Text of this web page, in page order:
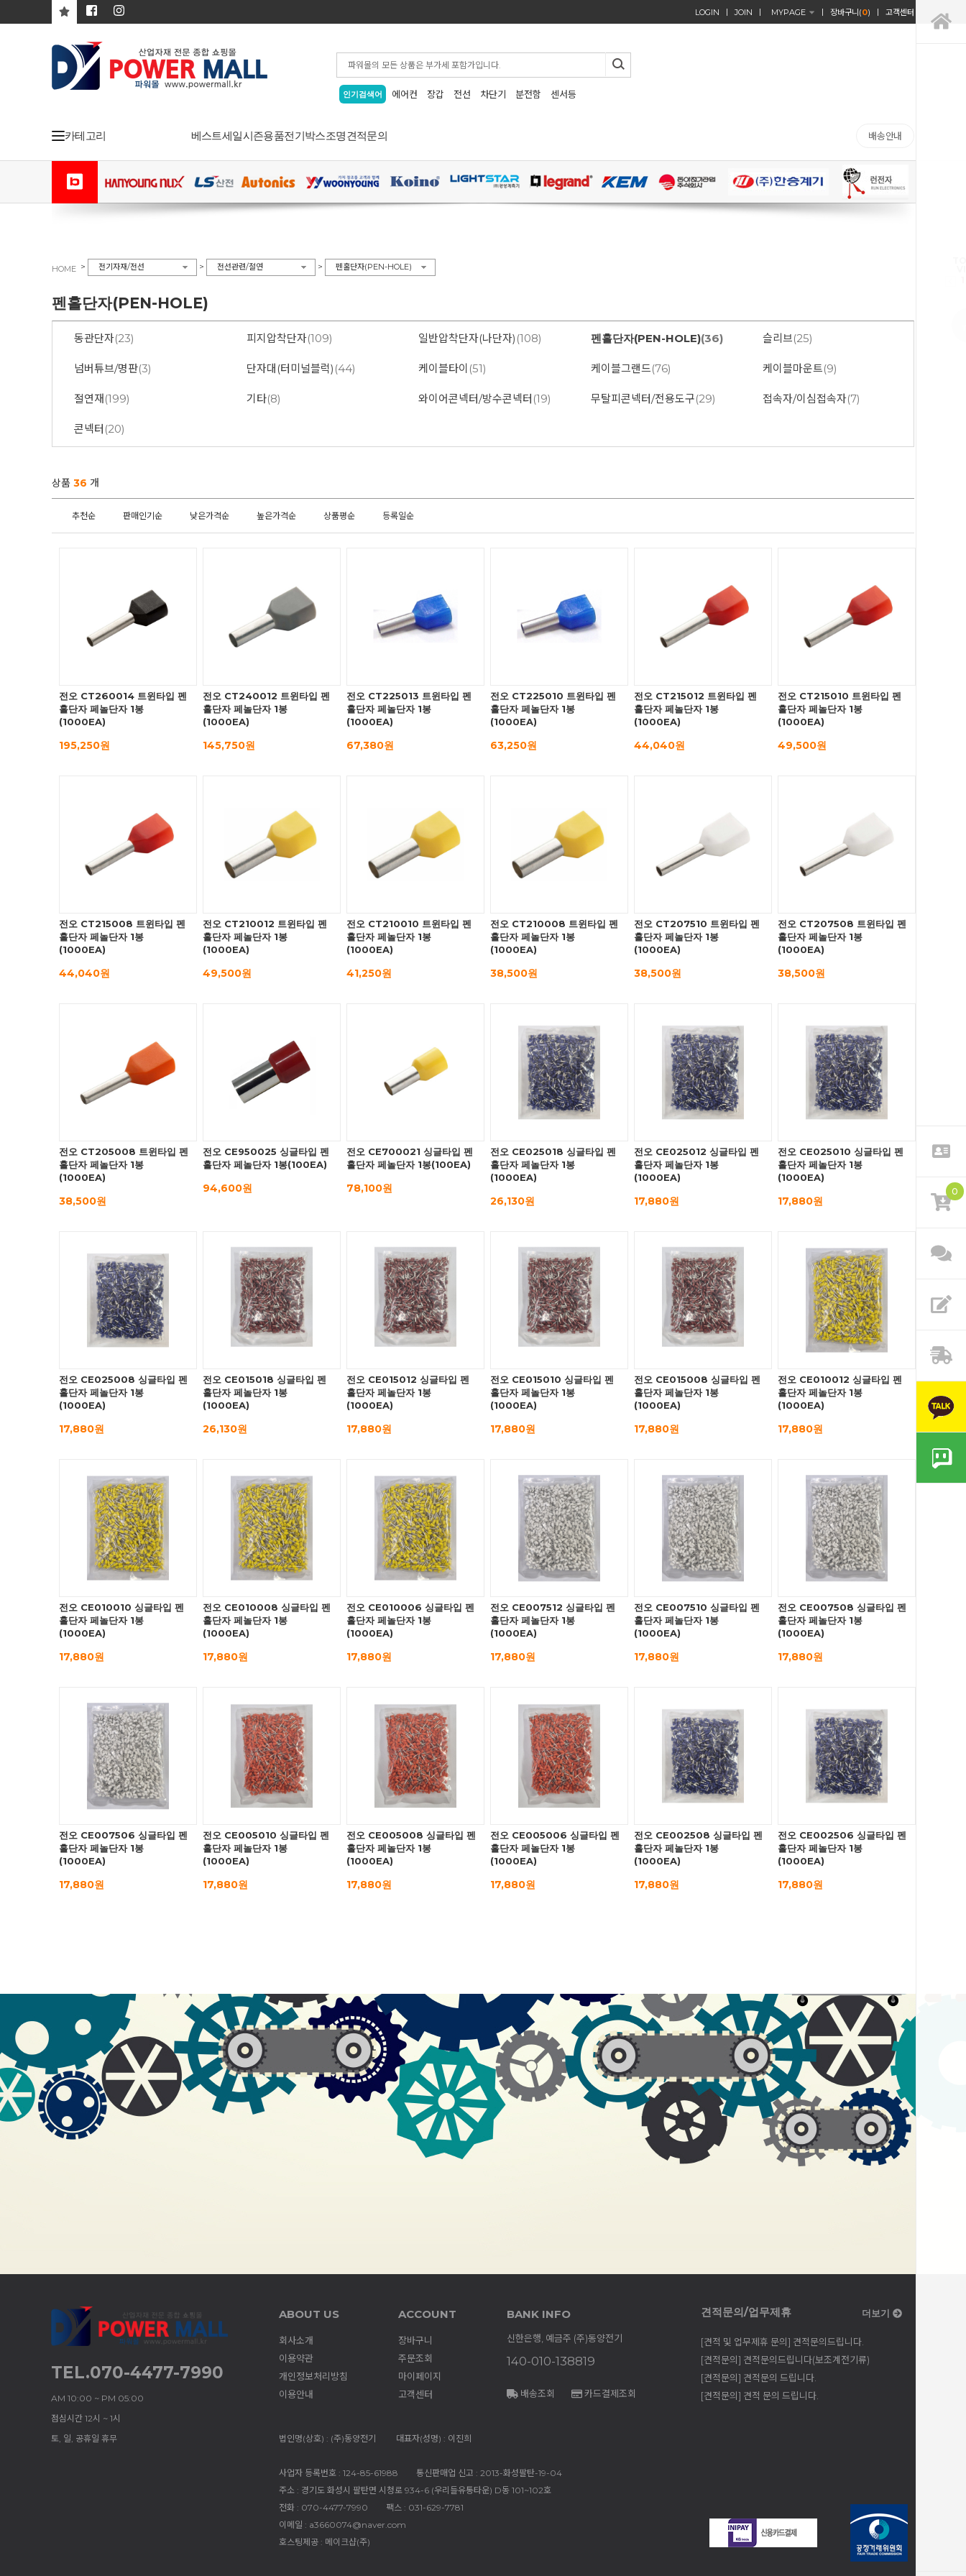
0
LOGIN JOIN MYPAGE 장바구니(0) 고객센터
인기검색어 에어컨 장갑 전선 차단기 분전함 센서등
카테고리 베스트세일시즌용품전기박스조명견적문의 배송안내
HOME > 전기자재/전선 > 전선관련/절연 > 펜홀단자(PEN-HOLE)
펜홀단자(PEN-HOLE)
동관단자(23) 피지압착단자(109) 일반압착단자(나단자) (108) 펜홀단자(PEN-HOLE)(36) 슬리브(25)
넘버튜브/명판(3) 단자대(터미널블럭) (44) 케이블타이 (51) 케이블그랜드(76) 케이블마운트(9)
절연재(199) 기타(8) 와이어콘넥터/방수콘넥터 (19) 무탈피콘넥터/전용도구(29) 접속자/이심접속자(7)
콘넥터 (20)
상품 36 개
추천순 판매인기순 낮은가격순 높은가격순 상품평순 등록일순
전오 CT260014 트윈타입 펜
홀단자 페놀단자 1봉
(1000EA)
195,250원
전오 CT240012 트윈타입 펜
홀단자 페놀단자 1봉
(1000EA)
145,750원
전오 CT225013 트윈타입 펜
홀단자 페놀단자 1봉
(1000EA)
67,380원
전오 CT225010 트윈타입 펜
홀단자 페놀단자 1봉
(1000EA)
63,250원
전오 CT215012 트윈타입 펜
홀단자 페놀단자 1봉
(1000EA)
44,040원
전오 CT215010 트윈타입 펜
홀단자 페놀단자 1봉
(1000EA)
49,500원
전오 CT215008 트윈타입 펜
홀단자 페놀단자 1봉
(1000EA)
44,040원
전오 CT210012 트윈타입 펜
홀단자 페놀단자 1봉
(1000EA)
49,500원
전오 CT210010 트윈타입 펜
홀단자 페놀단자 1봉
(1000EA)
41,250원
전오 CT210008 트윈타입 펜
홀단자 페놀단자 1봉
(1000EA)
38,500원
전오 CT207510 트윈타입 펜
홀단자 페놀단자 1봉
(1000EA)
38,500원
전오 CT207508 트윈타입 펜
홀단자 페놀단자 1봉
(1000EA)
38,500원
전오 CT205008 트윈타입 펜
홀단자 페놀단자 1봉
(1000EA)
38,500원
전오 CE950025 싱글타입 펜
홀단자 페놀단자 1봉(100EA)
94,600원
전오 CE700021 싱글타입 펜
홀단자 페놀단자 1봉(100EA)
78,100원
전오 CE025018 싱글타입 펜
홀단자 페놀단자 1봉
(1000EA)
26,130원
전오 CE025012 싱글타입 펜
홀단자 페놀단자 1봉
(1000EA)
17,880원
전오 CE025010 싱글타입 펜
홀단자 페놀단자 1봉
(1000EA)
17,880원
전오 CE025008 싱글타입 펜
홀단자 페놀단자 1봉
(1000EA)
17,880원
전오 CE015018 싱글타입 펜
홀단자 페놀단자 1봉
(1000EA)
26,130원
전오 CE015012 싱글타입 펜
홀단자 페놀단자 1봉
(1000EA)
17,880원
전오 CE015010 싱글타입 펜
홀단자 페놀단자 1봉
(1000EA)
17,880원
전오 CE015008 싱글타입 펜
홀단자 페놀단자 1봉
(1000EA)
17,880원
전오 CE010012 싱글타입 펜
홀단자 페놀단자 1봉
(1000EA)
17,880원
전오 CE010010 싱글타입 펜
홀단자 페놀단자 1봉
(1000EA)
17,880원
전오 CE010008 싱글타입 펜
홀단자 페놀단자 1봉
(1000EA)
17,880원
전오 CE010006 싱글타입 펜
홀단자 페놀단자 1봉
(1000EA)
17,880원
전오 CE007512 싱글타입 펜
홀단자 페놀단자 1봉
(1000EA)
17,880원
전오 CE007510 싱글타입 펜
홀단자 페놀단자 1봉
(1000EA)
17,880원
전오 CE007508 싱글타입 펜
홀단자 페놀단자 1봉
(1000EA)
17,880원
전오 CE007506 싱글타입 펜
홀단자 페놀단자 1봉
(1000EA)
17,880원
전오 CE005010 싱글타입 펜
홀단자 페놀단자 1봉
(1000EA)
17,880원
전오 CE005008 싱글타입 펜
홀단자 페놀단자 1봉
(1000EA)
17,880원
전오 CE005006 싱글타입 펜
홀단자 페놀단자 1봉
(1000EA)
17,880원
전오 CE002508 싱글타입 펜
홀단자 페놀단자 1봉
(1000EA)
17,880원
전오 CE002506 싱글타입 펜
홀단자 페놀단자 1봉
(1000EA)
17,880원
TEL.070-4477-7990
AM 10:00 ~ PM 05:00
점심시간 12시 ~ 1시
토, 일, 공휴일 휴무
ABOUT US
회사소개
이용약관
개인정보처리방침
이용안내
ACCOUNT
장바구니
주문조회
마이페이지
고객센터
BANK INFO
신한은행, 예금주 (주)동양전기
140-010-138819
배송조회 카드결제조회
견적문의/업무제휴 더보기
[견적 및 업무제휴 문의] 견적문의드립니다.
[견적문의] 견적문의드립니다(보조계전기류)
[견적문의] 견적문의 드립니다.
[견적문의] 견적 문의 드립니다.
법인명(상호) : (주)동양전기 대표자(성명) : 이진희
사업자 등록번호 : 124-85-61988
통신판매업 신고 : 2013-화성팔탄-19-04
주소 : 경기도 화성시 팔탄면 시청로 934-6 (우리들유통타운) D동 101~102호
전화 : 070-4477-7990
팩스 : 031-629-7781
이메일 : a3660074@naver.com
호스팅제공 : 메이크샵(주)